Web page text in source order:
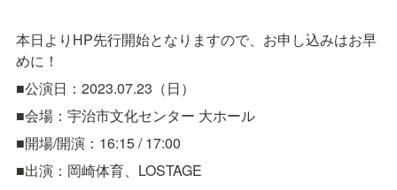
本日よりHP先行開始となりますので、お申し込みはお早
めに！
■公演日：2023.07.23（日）
■会場：宇治市文化センター 大ホール
■開場/開演：16:15 / 17:00
■出演：岡崎体育、LOSTAGE